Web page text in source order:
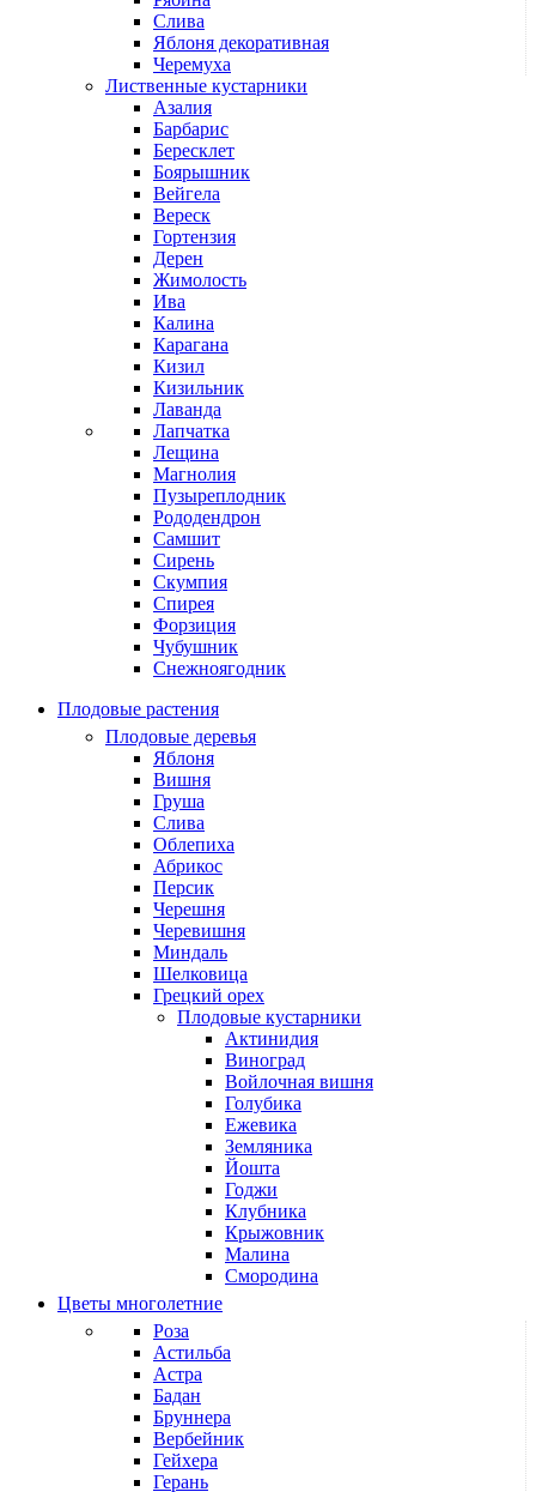
Слива
Яблоня декоративная
Черемуха
Лиственные кустарники
Азалия
Барбарис
Бересклет
Боярышник
Вейгела
Вереск
Гортензия
Дерен
Жимолость
Ива
Калина
Карагана
Кизил
Кизильник
Лаванда
Лапчатка
Лещина
Магнолия
Пузыреплодник
Рододендрон
Самшит
Сирень
Скумпия
Спирея
Форзиция
Чубушник
Снежноягодник
Плодовые растения
Плодовые деревья
Яблоня
Вишня
Груша
Слива
Облепиха
Абрикос
Персик
Черешня
Черевишня
Миндаль
Шелковица
Грецкий орех
Плодовые кустарники
Актинидия
Виноград
Войлочная вишня
Голубика
Ежевика
Земляника
Йошта
Годжи
Клубника
Крыжовник
Малина
Смородина
Цветы многолетние
Роза
Астильба
Астра
Бадан
Бруннера
Вербейник
Гейхера
Герань